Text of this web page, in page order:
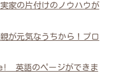
家の片付けのノウハウが
が元気なうちから！プロ
英語のページができま